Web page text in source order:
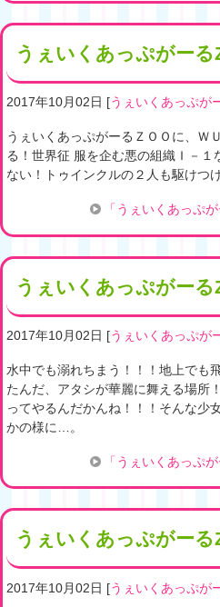
うぇいくあっぷがーる
2017年10月02日 [うぇいくあっぷが
うぇいくあっぷがーるＺＯＯに、Ｗ
る！世界征 服を企む悪の組織Ｉ－１
ない！トゥインクルの２人も駆けつ
「うぇいくあっぷ
うぇいくあっぷがーる
2017年10月02日 [うぇいくあっぷが
水中でも溺れちまう！！！地上でも
たんだ、アタシが華麗に舞える場所
ってやるんだかんね！！！そんな少
かの様に…。
「うぇいくあっぷ
うぇいくあっぷがーる
2017年10月02日 [うぇいくあっぷが